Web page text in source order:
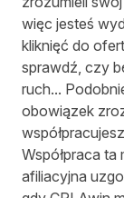
więc jesteś
kliknięć do
sprawdź, czy
ruch...
obowiązek
Współpraca ta
afiliacyjna